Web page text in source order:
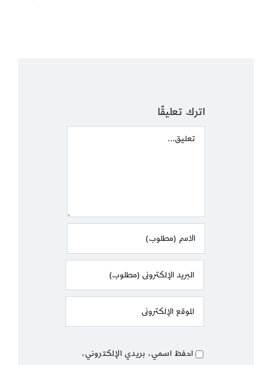
اترك تعليقًا
Comment
احفظ اسمي، بريدي الإلكتروني،